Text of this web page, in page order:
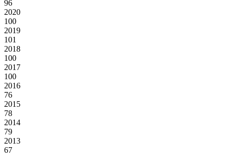
96
2020
100
2019
101
2018
100
2017
100
2016
76
2015
78
2014
79
2013
67